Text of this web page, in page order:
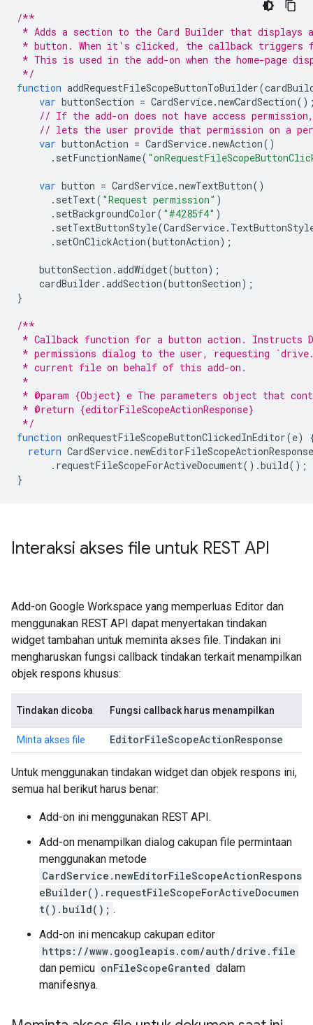
/**
* Adds a section to the Card Builder that displays a
* button. When it's clicked, the callback triggers
* This is used in the add-on when the home-page
*/
function addRequestFileScopeButtonToBuilder(
var buttonSection = CardService.newCardSection
// If the add-on does not have access
// lets the user provide that permission on a
var buttonAction = CardService.newAction()
. setFunctionName(
var button = CardService.newTextButton()
. setText( "Request permission" )
. setBackgroundColor( "#4285f4" )
. setTextButtonStyle(CardService.
. setOnClickAction(buttonAction);
buttonSection .addWidget(button);
cardBuilder .addSection(buttonSection);
}
/**
* Callback function for a button action. Instructs
* permissions dialog to the user, requesting
* current file on behalf of this add-on.
*
* @param {Object} e The parameters object that
* @return {editorFileScopeActionResponse}
*/
function onRequestFileScopeButtonClickedInEditor(e)
return CardService.
. requestFileScopeForActiveDocument().build();
}
Interaksi akses file untuk REST API
Add-on Google Workspace yang memperluas Editor dan
menggunakan REST API dapat menyertakan tindakan
widget tambahan untuk meminta akses file. Tindakan ini
mengharuskan fungsi callback tindakan terkait menampilkan
objek respons khusus:
Tindakan dicoba Fungsi callback harus menampilkan
Minta akses file EditorFileScopeActionResponse
Untuk menggunakan tindakan widget dan objek respons ini,
semua hal berikut harus benar:
Add-on ini menggunakan REST API.
Add-on menampilkan dialog cakupan file permintaan
menggunakan metode
CardService.newEditorFileScopeActionRespons
eBuilder().requestFileScopeForActiveDocumen
t().build(); .
Add-on ini mencakup cakupan editor
https://www.googleapis.com/auth/drive.file
dan pemicu onFileScopeGranted dalam
manifesnya.